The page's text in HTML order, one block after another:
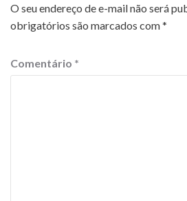
O seu endereço de e-mail não será
obrigatórios são marcados com*
Comentário *